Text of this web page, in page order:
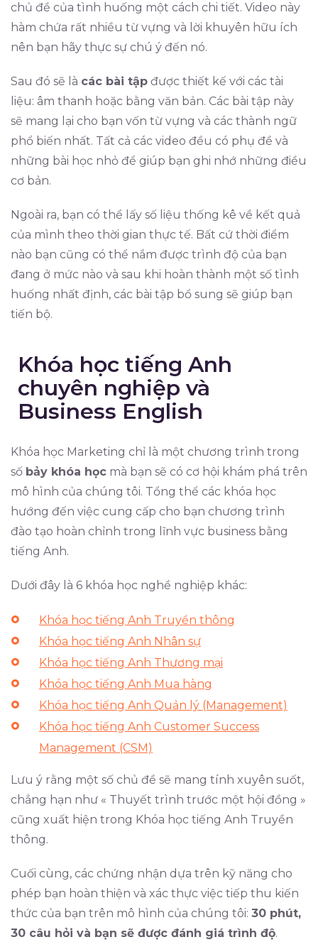
chủ đề của tình huống một cách chi tiết. Video này
hàm chứa rất nhiều từ vựng và lời khuyên hữu ích
nên bạn hãy thực sự chú ý đến nó.
Sau đó sẽ là các bài tập được thiết kế với các tài
liệu: âm thanh hoặc bằng văn bản. Các bài tập này
sẽ mang lại cho bạn vốn từ vựng và các thành ngữ
phổ biến nhất. Tất cả các video đều có phụ đề và
những bài học nhỏ để giúp bạn ghi nhớ những điều
cơ bản.
Ngoài ra, bạn có thể lấy số liệu thống kê về kết quả
của mình theo thời gian thực tế. Bất cứ thời điểm
nào bạn cũng có thể nắm được trình độ của bạn
đang ở mức nào và sau khi hoàn thành một số tình
huống nhất định, các bài tập bổ sung sẽ giúp bạn
tiến bộ.
Khóa học tiếng Anh
chuyên nghiệp và
Business English
Khóa học Marketing chỉ là một chương trình trong
số bảy khóa học mà bạn sẽ có cơ hội khám phá trên
mô hình của chúng tôi. Tổng thể các khóa học
hướng đến việc cung cấp cho bạn chương trình
đào tạo hoàn chỉnh trong lĩnh vực business bằng
tiếng Anh.
Dưới đây là 6 khóa học nghề nghiệp khác:
Khóa học tiếng Anh Truyền thông
Khóa học tiếng Anh Nhân sự
Khóa học tiếng Anh Thương mại
Khóa học tiếng Anh Mua hàng
Khóa học tiếng Anh Quản lý (Management)
Khóa học tiếng Anh Customer Success
Management (CSM)
Lưu ý rằng một số chủ đề sẽ mang tính xuyên suốt,
chẳng hạn như « Thuyết trình trước một hội đồng »
cũng xuất hiện trong Khóa học tiếng Anh Truyền
thông.
Cuối cùng, các chứng nhận dựa trên kỹ năng cho
phép bạn hoàn thiện và xác thực việc tiếp thu kiến ​​
thức của bạn trên mô hình của chúng tôi: 30 phút,
30 câu hỏi và bạn sẽ được đánh giá trình độ.